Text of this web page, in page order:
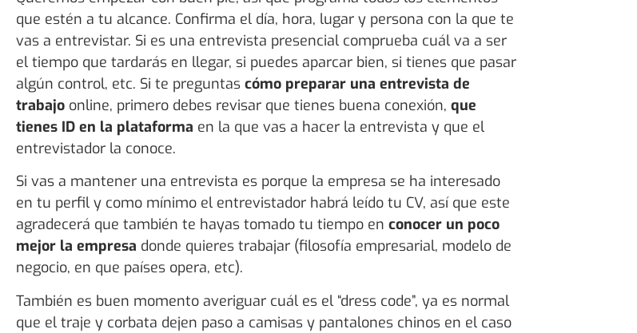
que estén a tu alcance. Confirma el día, hora, lugar y persona con la que te
vas a entrevistar. Si es una entrevista presencial comprueba cuál va a ser
el tiempo que tardarás en llegar, si puedes aparcar bien, si tienes que pasar
algún control, etc. Si te preguntas cómo preparar una entrevista de
trabajo online, primero debes revisar que tienes buena conexión, que
tienes ID en la plataforma en la que vas a hacer la entrevista y que el
entrevistador la conoce.
Si vas a mantener una entrevista es porque la empresa se ha interesado
en tu perfil y como mínimo el entrevistador habrá leído tu CV, así que este
agradecerá que también te hayas tomado tu tiempo en conocer un poco
mejor la empresa donde quieres trabajar (filosofía empresarial, modelo de
negocio, en que países opera, etc).
También es buen momento averiguar cuál es el “dress code”, ya es normal
que el traje y corbata dejen paso a camisas y pantalones chinos en el caso